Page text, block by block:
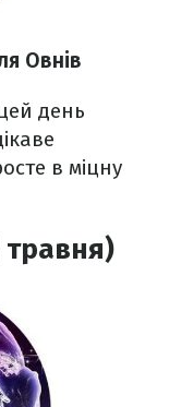
Овнів
день
в міцну
травня)